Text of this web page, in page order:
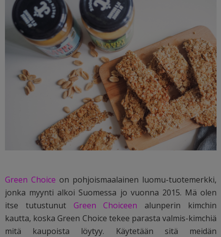
Green Choice on pohjoismaalainen luomu-tuotemerkki,
jonka myynti alkoi Suomessa jo vuonna 2015. Mä olen
itse tutustunut Green Choiceen alunperin kimchin
kautta, koska Green Choice tekee parasta valmis-kimchiä
mitä kaupoista löytyy. Käytetään sitä meidän